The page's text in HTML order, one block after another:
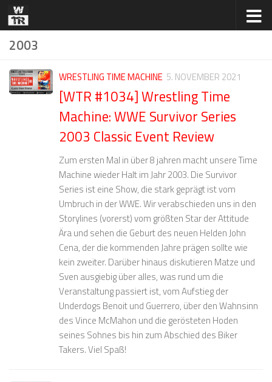
Zum Inhalt springen
2003
WRESTLING TIME MACHINE 5. NOVEMBER 2021
[WTR #1034] Wrestling Time
Machine: WWE Survivor Series
2003 Classic Event Review
Zum ersten Mal in über 8 jahren macht unsere Time
Machine wieder Halt im Jahr 2003. Die Survivor
Series ist eine Show, die stark geprägt ist vom
Umbruch in der WWE. Wir verabschieden uns in den
Storylines (vorerst) vom größten Star der Attitude
Ära und sehen die Geburt des neuen Helden John
Cena, der die kommenden Jahre prägen sollte wie
kein zweiter. Darüber hinaus diskutieren Matze und
Sven ausgiebig über alles, was rund um die
Veranstaltung passiert ist, vom Aufstieg der
Underdogs Benoit und Guerrero, über den Wahnsinn
des Vince McMahon und die gerösteten Hoden
seines Sohnes bis hin zum Abschied des Biker
Takers. Viel Spaß!